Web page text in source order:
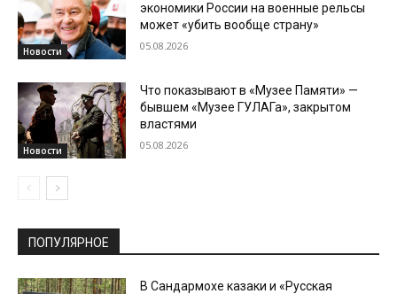
Новости
экономики России на военные рельсы
может «убить вообще страну»
05.08.2026
Новости
Что показывают в «Музее Памяти» —
бывшем «Музее ГУЛАГа», закрытом
властями
05.08.2026
ПОПУЛЯРНОЕ
В Сандармохе казаки и «Русская